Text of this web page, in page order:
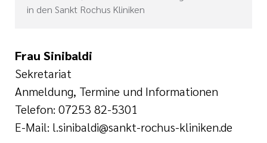
in den Sankt Rochus Kliniken
Frau Sinibaldi
Sekretariat
Anmeldung, Termine und Informationen
Telefon: 07253 82-5301
E-Mail: l.sinibaldi@sankt-rochus-kliniken.de